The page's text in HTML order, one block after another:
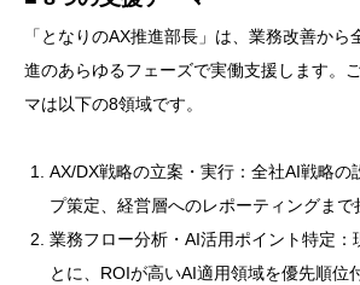
「となりのAX推進部長」は、業務改善から
進のあらゆるフェーズで実働支援します。
マは以下の8領域です。
AX/DX戦略の立案・実行：全社AI戦略の
プ策定、経営層へのレポーティングまで
業務フロー分析・AI活用ポイント特定：
とに、ROIが高いAI適用領域を優先順位